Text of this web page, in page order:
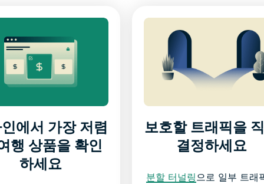
에서 가장 저렴
행 상품을 확인
하세요
보호할 트래픽을
결정하세요
분할 터널링으로 일부 트래